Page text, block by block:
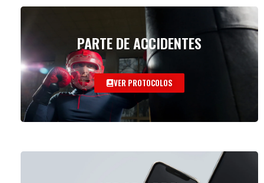
PARTE DE ACCIDENTES
VER PROTOCOLOS